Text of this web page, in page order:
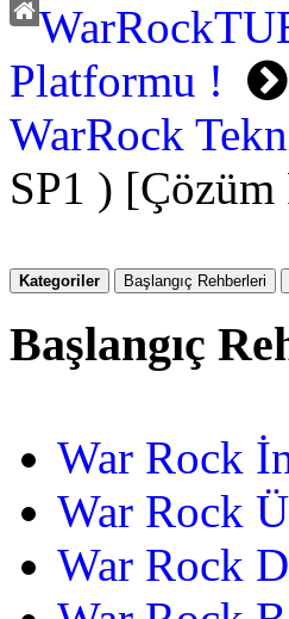
Platformu !
WarRock
SP1 )
Kategoriler Başlangıç Rehberleri
Başlangıç
War Rock
War Rock
War Rock